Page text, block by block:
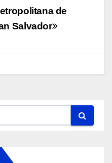
de
Salvador